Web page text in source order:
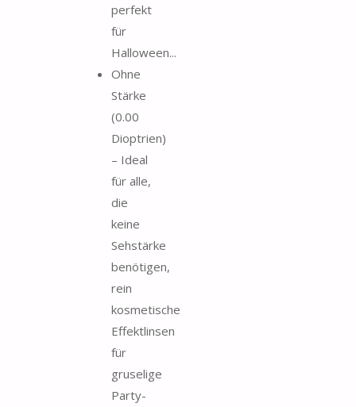
perfekt
für
Halloween...
Ohne
Stärke
(0.00
Dioptrien)
– Ideal
für alle,
die
keine
Sehstärke
benötigen,
rein
kosmetische
Effektlinsen
für
gruselige
Party-